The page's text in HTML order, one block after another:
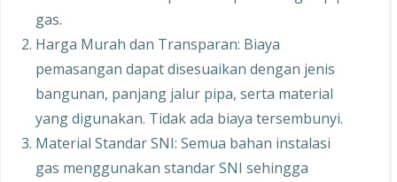
gas.
Harga Murah dan Transparan: Biaya
pemasangan dapat disesuaikan dengan jenis
bangunan, panjang jalur pipa, serta material
yang digunakan. Tidak ada biaya tersembunyi.
Material Standar SNI: Semua bahan instalasi
gas menggunakan standar SNI sehingga